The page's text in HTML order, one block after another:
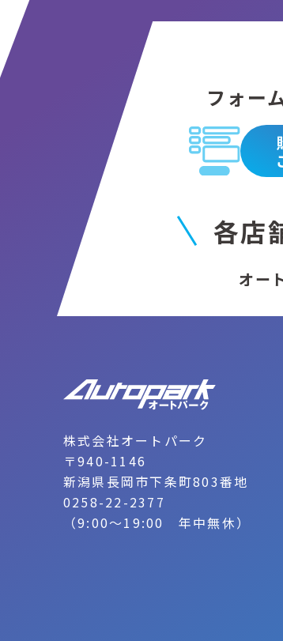
フォー
各店
オー
株式会社オートパーク
〒940-1146
新潟県長岡市下条町803番地
0258-22-2377
（9:00～19:00 年中無休）